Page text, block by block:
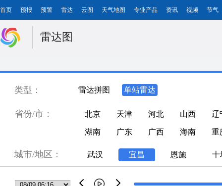
首页 预报 预警 雷达 云图 天气地图 专业产品 资讯 视频 节气
雷达图
类型： 雷达拼图 单站雷达
省份/市： 北京 天津 河北 山西 辽
湖南 广东 广西 海南 重
城市/地区： 武汉 宜昌 恩施 十